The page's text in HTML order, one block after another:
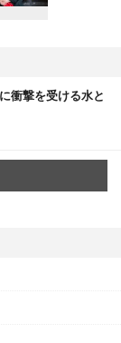
衝撃を受ける水と